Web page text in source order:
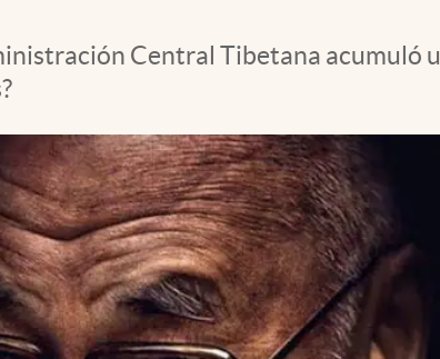
Central Tibetana acumuló